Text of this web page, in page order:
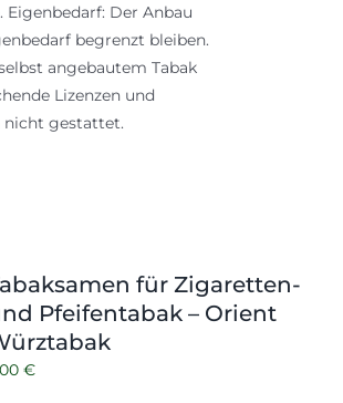
Eigenbedarf: Der Anbau
begrenzt bleiben.
angebautem Tabak
Lizenzen und
nicht gestattet.
für Zigaretten-
Pfeifentabak – Orient
€